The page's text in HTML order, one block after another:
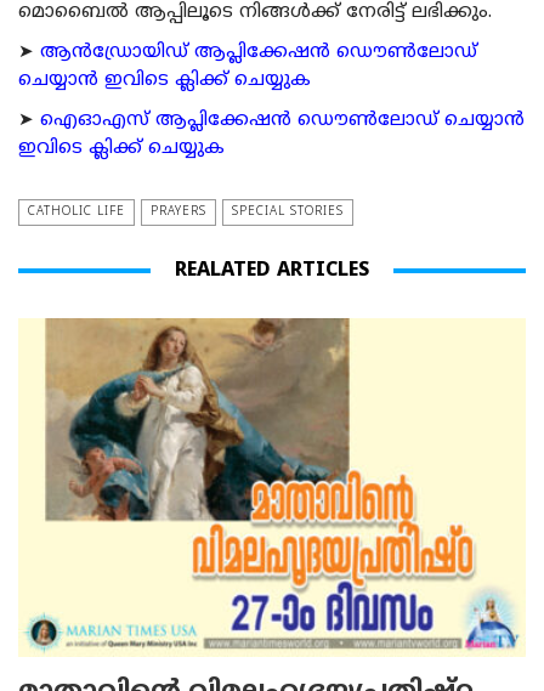
മൊബൈല്‍ ആപ്പിലൂടെ നിങ്ങള്‍ക്ക് നേരിട്ട് ലഭിക്കും.
➤ ആന്‍ഡ്രോയിഡ് ആപ്ലിക്കേഷന്‍ ഡൌണ്‍ലോഡ്
ചെയ്യാന്‍ ഇവിടെ ക്ലിക്ക് ചെയ്യുക
➤ ഐഓഎസ് ആപ്ലിക്കേഷന്‍ ഡൌണ്‍ലോഡ് ചെയ്യാന്‍
ഇവിടെ ക്ലിക്ക് ചെയ്യുക
CATHOLIC LIFE PRAYERS SPECIAL STORIES
REALATED ARTICLES